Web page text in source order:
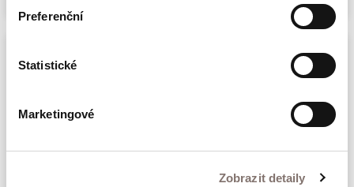
Preferenční
Statistické
Marketingové
Zobrazit detaily